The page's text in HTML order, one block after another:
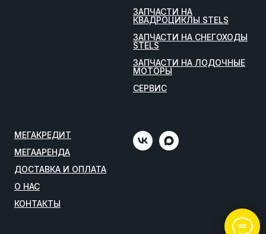
ЗАПЧАСТИ НА
КВАДРОЦИКЛЫ STELS
ЗАПЧАСТИ НА СНЕГОХОДЫ
STELS
ЗАПЧАСТИ НА ЛОДОЧНЫЕ
МОТОРЫ
СЕРВИС
МЕГАКРЕДИТ
МЕГААРЕНДА
ДОСТАВКА И ОПЛАТА
О НАС
КОНТАКТЫ